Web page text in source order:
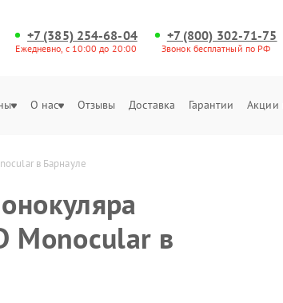
+7 (385) 254-68-04
Ежедневно, с 10:00 до 20:00
+7 (800) 302-71-75
Звонок бесплатный по РФ
О нас Отзывы Доставка Гарантии Акции
в Барнауле
Monocular в